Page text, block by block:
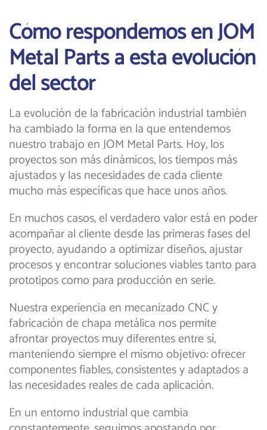
Cómo respondemos en JOM
Metal Parts a esta evolución
del sector
La evolución de la fabricación industrial también
ha cambiado la forma en la que entendemos
nuestro trabajo en JOM Metal Parts. Hoy, los
proyectos son más dinámicos, los tiempos más
ajustados y las necesidades de cada cliente
mucho más específicas que hace unos años.
En muchos casos, el verdadero valor está en poder
acompañar al cliente desde las primeras fases del
proyecto, ayudando a optimizar diseños, ajustar
procesos y encontrar soluciones viables tanto para
prototipos como para producción en serie.
Nuestra experiencia en mecanizado CNC y
fabricación de chapa metálica nos permite
afrontar proyectos muy diferentes entre sí,
manteniendo siempre el mismo objetivo: ofrecer
componentes fiables, consistentes y adaptados a
las necesidades reales de cada aplicación.
En un entorno industrial que cambia